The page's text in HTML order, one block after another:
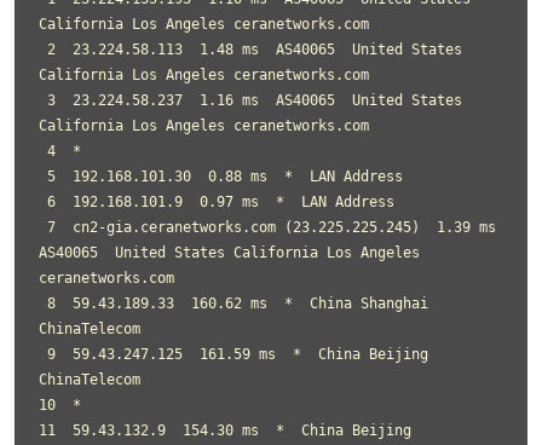
California Los Angeles ceranetworks.com
California Los Angeles ceranetworks.com
California Los Angeles ceranetworks.com
AS40065  United States California Los Angeles
ceranetworks.com
ChinaTelecom
ChinaTelecom
10  *
11  59.43.132.9  154.30 ms  *  China Beijing